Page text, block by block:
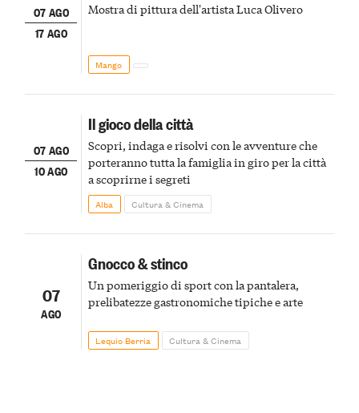
07 AGO
17 AGO
Mostra di pittura dell'artista Luca Olivero
Mango
07 AGO
10 AGO
Il gioco della città
Scopri, indaga e risolvi con le avventure che
porteranno tutta la famiglia in giro per la città
a scoprirne i segreti
Alba Cultura & Cinema
07
AGO
Gnocco & stinco
Un pomeriggio di sport con la pantalera,
prelibatezze gastronomiche tipiche e arte
Lequio Berria Cultura & Cinema